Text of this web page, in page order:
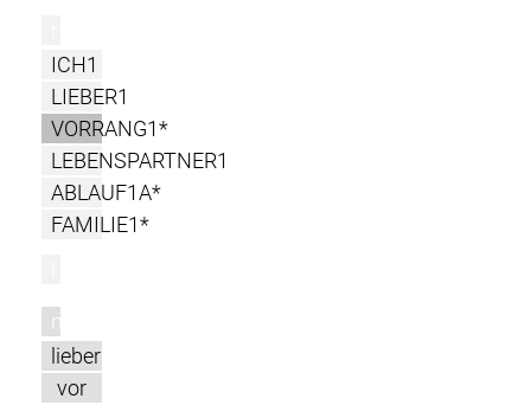
ICH1
LIEBER1
VORRANG1*
LEBENSPARTNER1
ABLAUF1A*
FAMILIE1*
m
lieber
vor